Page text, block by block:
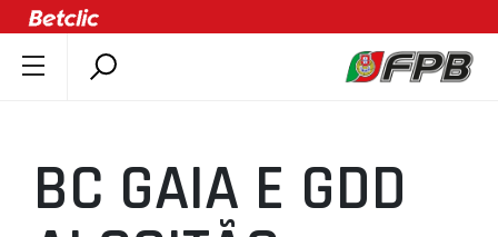
ÚLTIMAS
COMPETIÇÕES
BC GAIA E GDD